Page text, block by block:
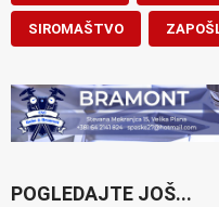
SIROMAŠTVO
POGLEDAJTE JOŠ...